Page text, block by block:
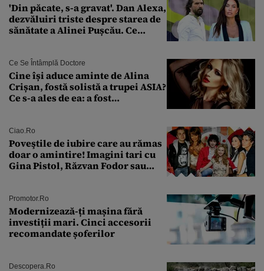
'Din păcate, s-a gravat'. Dan Alexa,
dezvăluiri triste despre starea de
sănătate a Alinei Pușcău. Ce
Ce Se Întâmplă Doctore
Cine își aduce aminte de Alina
Crișan, fostă solistă a trupei ASIA?
Ce s-a ales de ea: a fost
Ciao.ro
Poveştile de iubire care au rămas
doar o amintire! Imagini tari cu
Gina Pistol, Răzvan Fodor sau
Promotor.ro
Modernizează-ți mașina fără
investiții mari. Cinci accesorii
recomandate șoferilor
Descopera.ro